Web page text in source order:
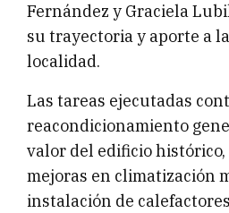
Fernández y Graciela
su trayectoria y aporte a
localidad.
Las tareas ejecutadas
reacondicionamiento
valor del edificio
mejoras en climatización
instalación de